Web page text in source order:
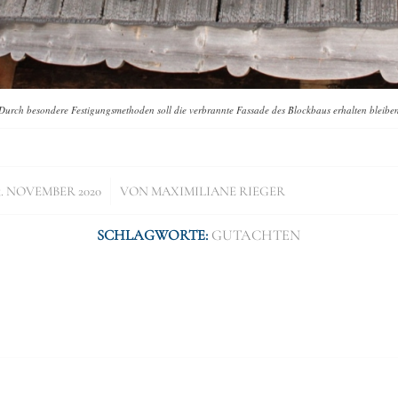
besondere Festigungsmethoden soll die verbrannte Fassade des Blockbaus erhalten
NOVEMBER 2020
/ VON MAXIMILIANE RIEGER
SCHLAGWORTE: GUTACHTEN